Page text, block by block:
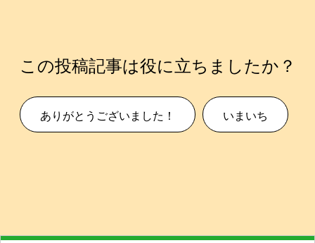
この投稿記事は役に立ちましたか？
ありがとうございました！ いまいち